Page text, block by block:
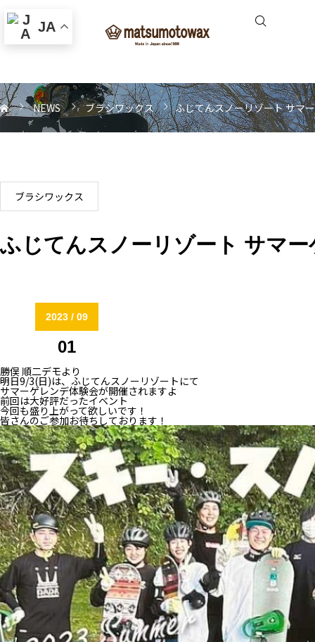
NEWS ブラシワックス ふじてんスノーリゾート サマ
ブラシワックス
ふじてんスノーリゾート サマ
2023 / 09
01
勝俣 順二デモより
明日9/3(日)は、ふじてんスノーリゾートにて
サマーゲレンデ体験会が開催されますよ
前回は大好評だったイベント
今回も盛り上がって欲しいです！
皆さんのご参加お待ちしております！
JA